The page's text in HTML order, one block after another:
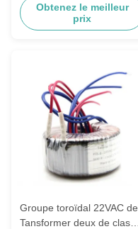
12VAC/24VAC
Obtenez le meilleur
prix
Groupe toroïdal 22VAC de
Tansformer deux de classe